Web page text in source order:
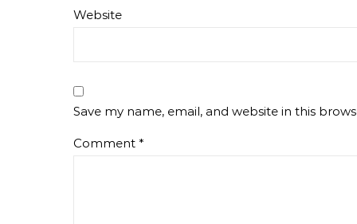
Website
Save my name, email, and website in this
Comment *